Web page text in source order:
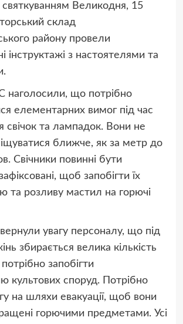
Великодня, 15
склад
району провели
інструктажі з настоятелями та
наголосили, що потрібно
елементарних вимог під час
свічок та лампадок. Вони не
ближче, як за метр до
Свічники повинні бути
щоб запобігти їх
та розливу мастил на горючі
увагу персоналу, що під
збирається велика кількість
запобігти
культових споруд. Потрібно
на шляхи евакуації, щоб вони
горючими предметами. Усі